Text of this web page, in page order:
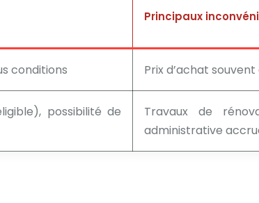
Principaux
conditions Prix d’achat
possibilité de
Travaux de
administrative